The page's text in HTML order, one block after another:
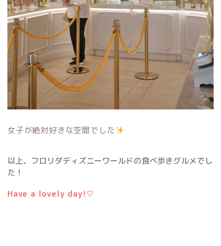
女子が絶対好きな空間でした
以上、フロリダディズニーワールドの食べ歩きグルメでし
た！
Have a lovely day!♡